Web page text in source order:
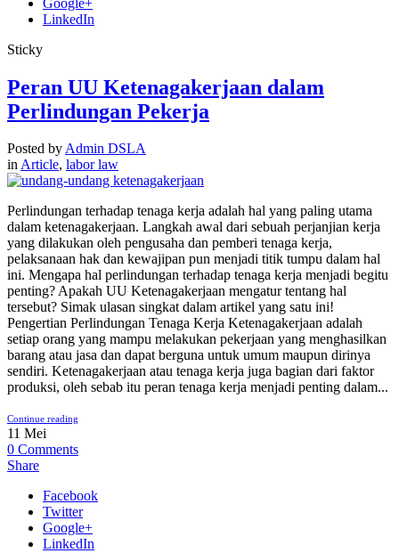
LinkedIn
Sticky
Peran UU Ketenagakerjaan dalam
Perlindungan Pekerja
Posted byAdmin DSLA
inArticle, labor law
Perlindungan terhadap tenaga kerja adalah hal yang paling utama
dalam ketenagakerjaan. Langkah awal dari sebuah perjanjian kerja
yang dilakukan oleh pengusaha dan pemberi tenaga kerja,
pelaksanaan hak dan kewajipan pun menjadi titik tumpu dalam hal
ini. Mengapa hal perlindungan terhadap tenaga kerja menjadi begitu
penting? Apakah UU Ketenagakerjaan mengatur tentang hal
tersebut? Simak ulasan singkat dalam artikel yang satu ini!
Pengertian Perlindungan Tenaga Kerja Ketenagakerjaan adalah
setiap orang yang mampu melakukan pekerjaan yang menghasilkan
barang atau jasa dan dapat berguna untuk umum maupun dirinya
sendiri. Ketenagakerjaan atau tenaga kerja juga bagian dari faktor
produksi, oleh sebab itu peran tenaga kerja menjadi penting dalam...
Continue reading
11 Mei
0 Comments
Share
Facebook
Twitter
Google+
LinkedIn